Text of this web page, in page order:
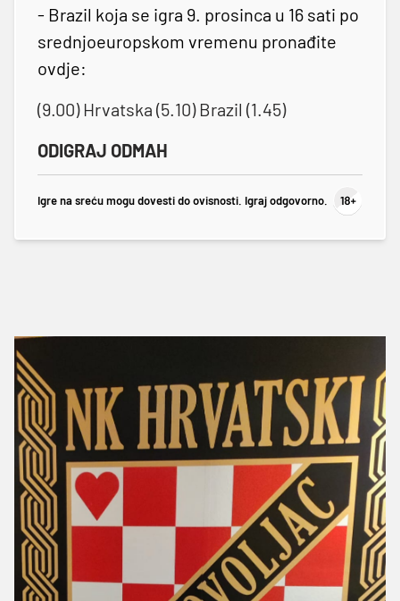
- Brazil koja se igra 9. prosinca u 16 sati po
srednjoeuropskom vremenu pronađite
ovdje:
(9.00) Hrvatska (5.10) Brazil (1.45)
ODIGRAJ ODMAH
Igre na sreću mogu dovesti do ovisnosti. Igraj odgovorno.